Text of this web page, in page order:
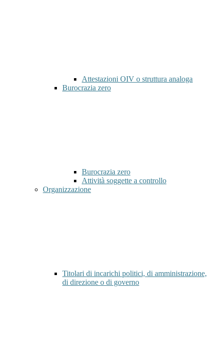
Attestazioni OIV o struttura analoga
Burocrazia zero
Burocrazia zero
Attività soggette a controllo
Organizzazione
Titolari di incarichi politici, di amministrazione,
di direzione o di governo